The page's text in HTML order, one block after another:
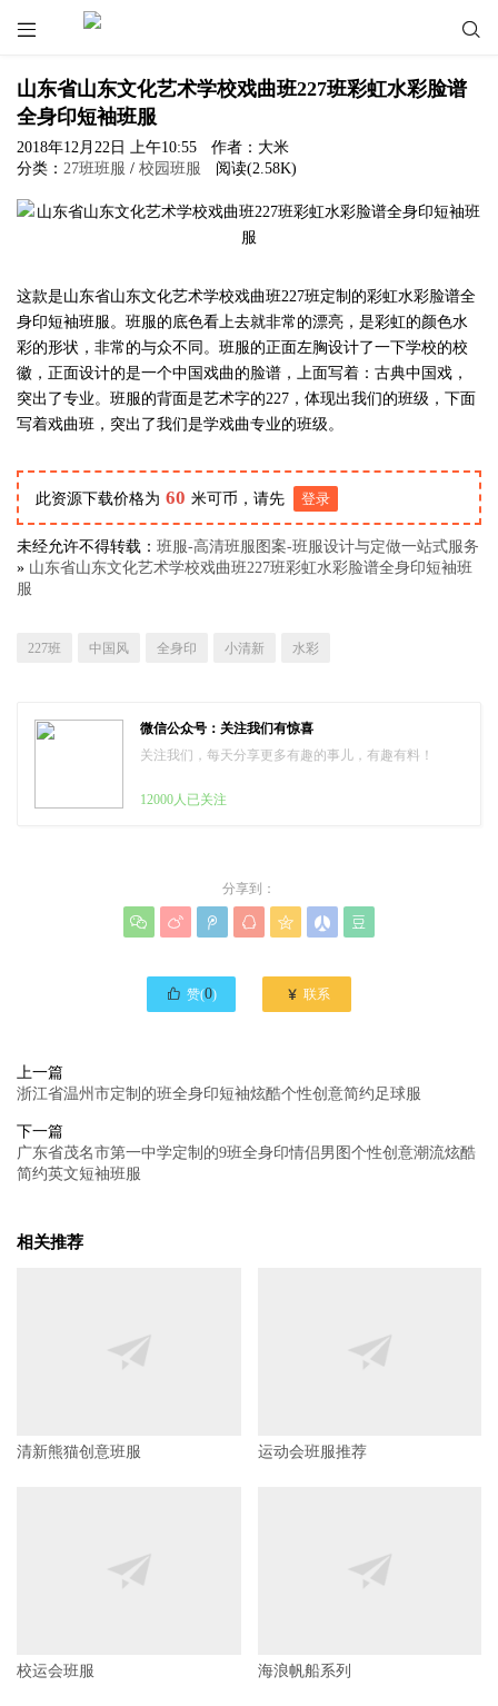
 
山东省山东文化艺术学校戏曲班227班彩虹水彩脸谱
全身印短袖班服
2018年12月22日 上午10:55
作者：大米
分类： 27班班服 / 校园班服 阅读(2.58K)
这款是山东省山东文化艺术学校戏曲班227班定制的彩虹水彩脸谱全
身印短袖班服。班服的底色看上去就非常的漂亮，是彩虹的颜色水
彩的形状，非常的与众不同。班服的正面左胸设计了一下学校的校
徽，正面设计的是一个中国戏曲的脸谱，上面写着：古典中国戏，
突出了专业。班服的背面是艺术字的227，体现出我们的班级，下面
写着戏曲班，突出了我们是学戏曲专业的班级。
此资源下载价格为 60 米可币，请先 登录
未经允许不得转载： 班服-高清班服图案-班服设计与定做一站式服务
» 山东省山东文化艺术学校戏曲班227班彩虹水彩脸谱全身印短袖班
服
227班 中国风 全身印 小清新 水彩
微信公众号：关注我们有惊喜
关注我们，每天分享更多有趣的事儿，有趣有料！
12000人已关注
分享到：
      
 赞(0)  联系
上一篇
浙江省温州市定制的班全身印短袖炫酷个性创意简约足球服
下一篇
广东省茂名市第一中学定制的9班全身印情侣男图个性创意潮流炫酷
简约英文短袖班服
相关推荐
清新熊猫创意班服 运动会班服推荐
校运会班服 海浪帆船系列